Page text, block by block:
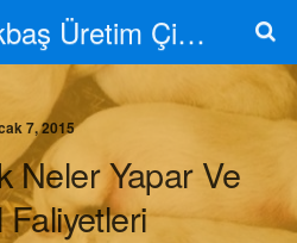
Eskişehir Akbaş Üretim Çiftliği
7, 2015
Neler Yapar Ve
Faliyetleri